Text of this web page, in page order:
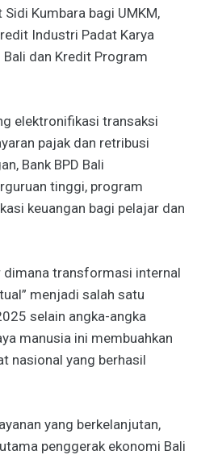
Kumbara bagi UMKM,
Industri Padat Karya
dan Kredit Program
elektronifikasi transaksi
pajak dan retribusi
Bank BPD Bali
tinggi, program
keuangan bagi pelajar dan
transformasi internal
menjadi salah satu
selain angka-angka
manusia ini membuahkan
nasional yang berhasil
yang berkelanjutan,
penggerak ekonomi Bali